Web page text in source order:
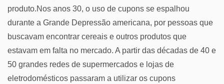
produto.Nos anos 30, o uso de cupons se espalhou
durante a Grande Depressão americana, por pessoas que
buscavam encontrar cereais e outros produtos que
estavam em falta no mercado. A partir das décadas de 40 e
50 grandes redes de supermercados e lojas de
eletrodomésticos passaram a utilizar os cupons